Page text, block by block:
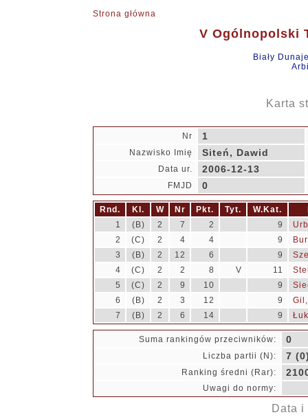
Strona główna
V Ogólnopolski
Biały
Karta
Nr 1
Nazwisko Imię Siteń, Dawid
Data ur. 2006-12-13
FMJD 0
Rnd. Kl. W Nr Pkt. Tyt. W.Kat.
1
(B) 2 7 2 9
2
(C) 2 4 4 9
3
(B) 2 12 6 9
4
(C) 2 2 8 V 11
5
(C) 2 9 10 9
6
(B) 2 3 12 9
7
(B) 2 6 14 9
Suma rankingów przeciwników: 0
Liczba partii (N): 7
Ranking średni (Rar):
Uwagi do normy:
Data